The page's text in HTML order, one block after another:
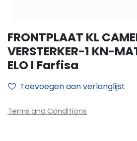
FRONTPLAAT KL
VERSTERKER-1 KN-
ELO I Farfisa
Toevoegen aan verlanglijst
Terms and Conditions